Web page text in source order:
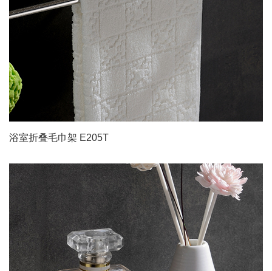
浴室折叠毛巾架 E205T